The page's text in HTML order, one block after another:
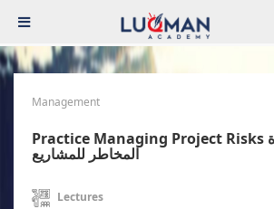
Management
Practice Managing Project Risks تطبيق إدارة
المخاطر للمشاريع
Lectures